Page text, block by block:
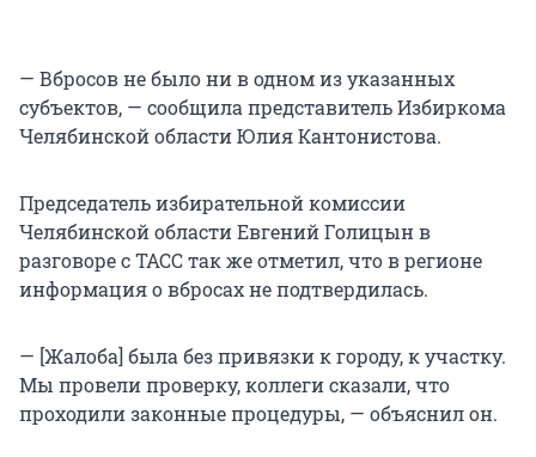
— Вбросов не было ни в одном из указанных
субъектов, — сообщила представитель Избиркома
Челябинской области Юлия Кантонистова.
Председатель избирательной комиссии
Челябинской области Евгений Голицын в
разговоре с ТАСС так же отметил, что в регионе
информация о вбросах не подтвердилась.
— [Жалоба] была без привязки к городу, к участку.
Мы провели проверку, коллеги сказали, что
проходили законные процедуры, — объяснил он.